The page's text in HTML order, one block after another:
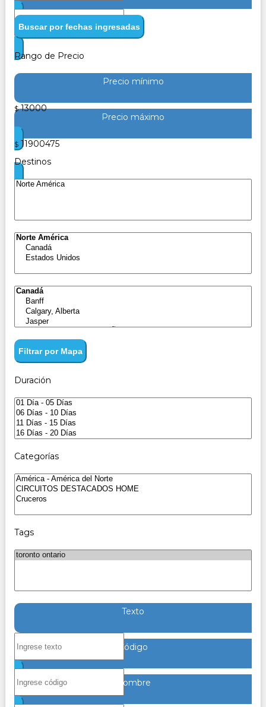
Buscar por fechas ingresadas
Rango de Precio
Precio mínimo
$ 13000
Precio máximo
$ 11900475
Destinos
Filtrar por Mapa
Duración
Categorías
Tags
Texto
Código
Nombre